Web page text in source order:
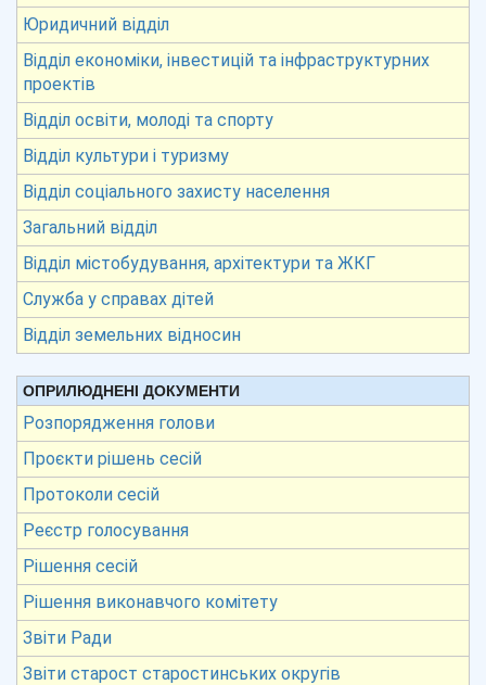
Юридичний відділ
Відділ економіки, інвестицій та інфраструктурних
проектів
Відділ освіти, молоді та спорту
Відділ культури і туризму
Відділ соціального захисту населення
Загальний відділ
Відділ містобудування, архітектури та ЖКГ
Служба у справах дітей
Відділ земельних відносин
ОПРИЛЮДНЕНІ ДОКУМЕНТИ
Розпорядження голови
Проєкти рішень сесій
Протоколи сесій
Реєстр голосування
Рішення сесій
Рішення виконавчого комітету
Звіти Ради
Звіти старост старостинських округів